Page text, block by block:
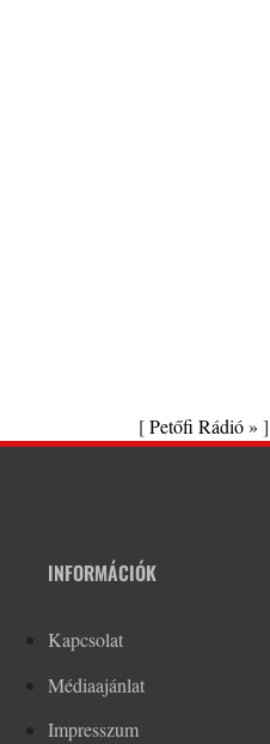
[Petőfi Rádió » ]
INFORMÁCIÓK
Kapcsolat
Médiaajánlat
Impresszum